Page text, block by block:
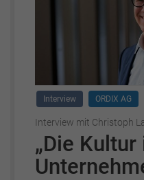
Interview ORDIX AG
Interview mit Christoph
„Die Kultur